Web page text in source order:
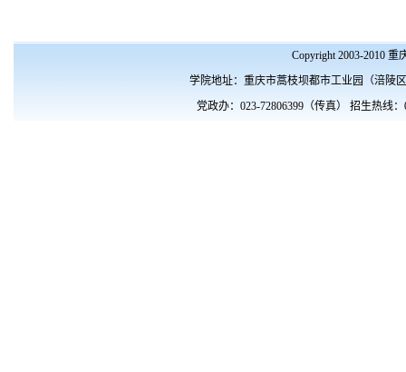
Copyright 2003-2010
学院地址：重庆市蒿枝坝都市工业园（涪陵
党政办：023-72806399（传真） 招生热线：